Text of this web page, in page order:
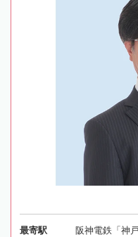
最寄駅
阪神電鉄「神